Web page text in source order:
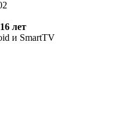
лет
и SmartTV